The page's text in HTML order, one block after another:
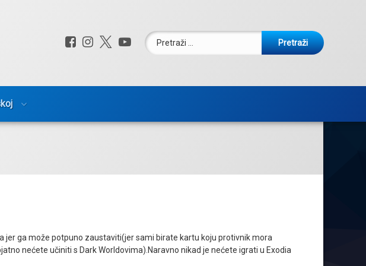
Facebook
Instagram
X.com
YouTube
Pretraži:
jer ga može potpuno zaustaviti(jer sami birate kartu koju protivnik mora
nećete učiniti s Dark Worldovima).Naravno nikad je nećete igrati u Exodia